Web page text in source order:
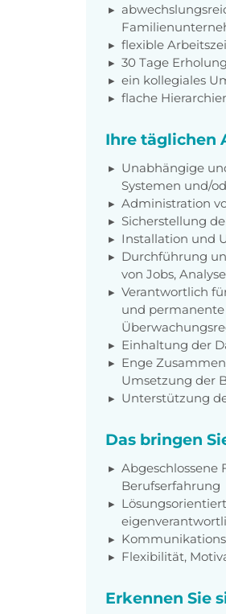
flexible
30 Tage
ein kollegiales
flache
Ihre täglichen
Unabhängige
Systemen und/
Administration
Sicherstellung
Installation und
Durchführung
von Jobs,
Verantwortlich
und
Einhaltung der
Enge
Umsetzung der
Unterstützung
Das bringen
Berufserfahrung
Flexibilität,
Erkennen Sie